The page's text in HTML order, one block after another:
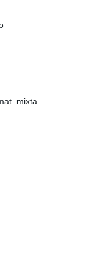
mixta